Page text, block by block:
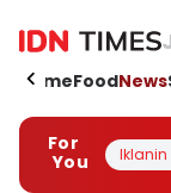
HomeFoodNews
For
You
Iklanin